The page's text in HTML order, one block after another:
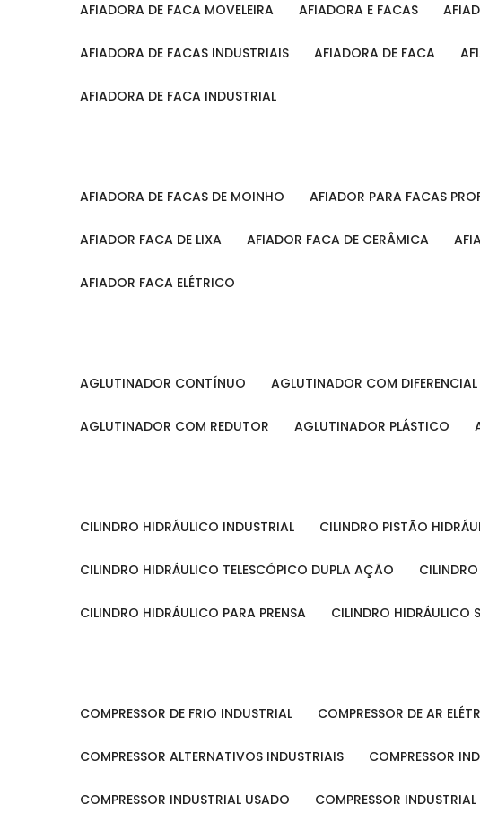
AFIADORA DE FACA MOVELEIRA AFIADORA E FACAS
AFIADORA DE FACAS INDUSTRIAIS AFIADORA DE FACA
AFIADORA DE FACA INDUSTRIAL
AFIADORA DE FACAS DE MOINHO AFIADOR PARA FACAS
AFIADOR FACA DE LIXA AFIADOR FACA DE CERÂMICA
AFIADOR FACA ELÉTRICO
AGLUTINADOR CONTÍNUO AGLUTINADOR COM
AGLUTINADOR COM REDUTOR AGLUTINADOR PLÁSTICO
CILINDRO HIDRÁULICO INDUSTRIAL CILINDRO PISTÃO
CILINDRO HIDRÁULICO TELESCÓPICO DUPLA AÇÃO
CILINDRO HIDRÁULICO PARA PRENSA CILINDRO HIDRÁULICO
COMPRESSOR DE FRIO INDUSTRIAL COMPRESSOR DE AR
COMPRESSOR ALTERNATIVOS INDUSTRIAIS COMPRESSOR
COMPRESSOR INDUSTRIAL USADO COMPRESSOR